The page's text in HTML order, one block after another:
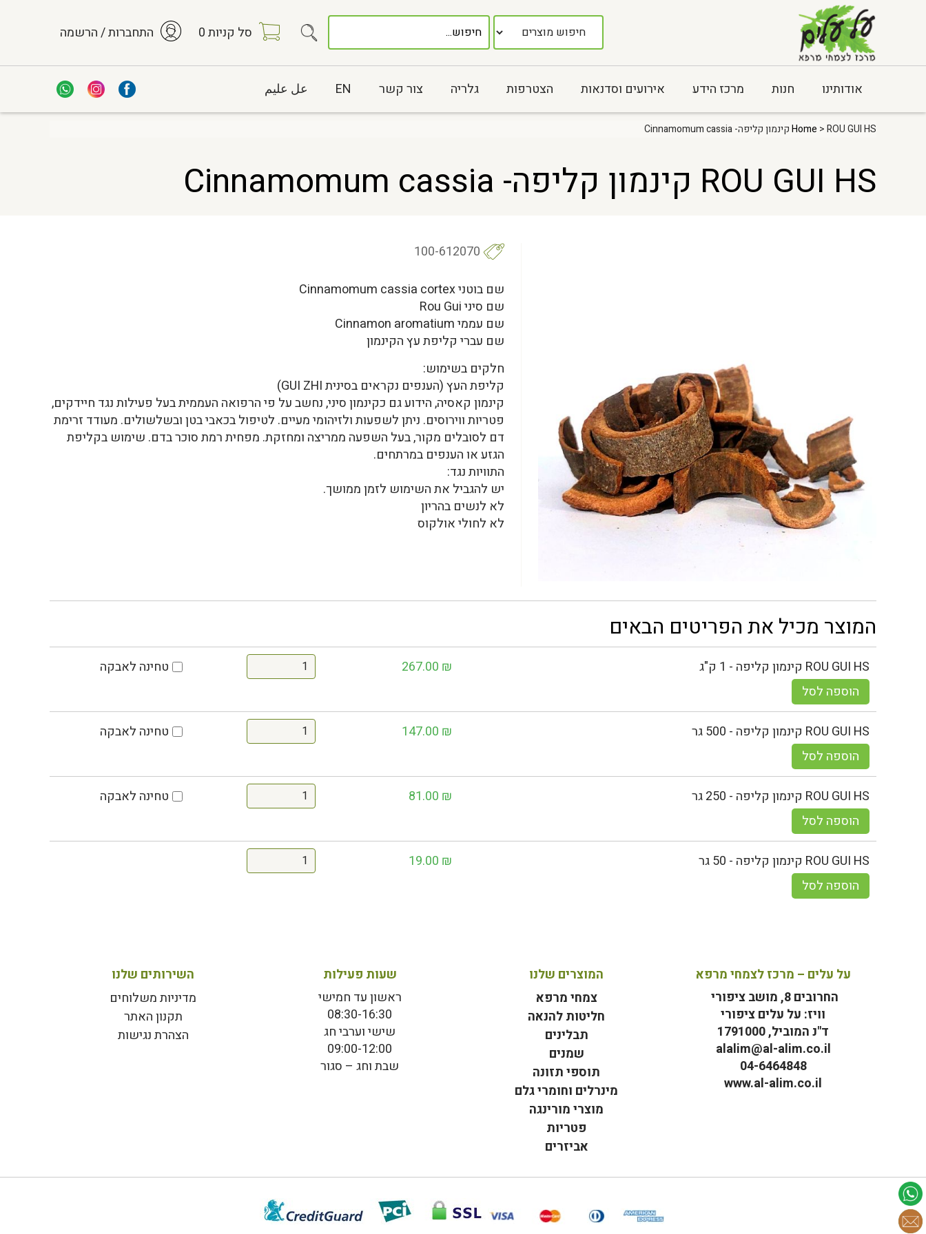
סל קניות0 התחברות / הרשמה
אודותינו חנות מרכז הידע אירועים וסדנאות הצטרפות גלריה צור קשר EN عل عليم
Home > ROU GUI HS קינמון קליפה- Cinnamomum cassia
ROU GUI HS קינמון קליפה- Cinnamomum cassia
100-612070
שם בוטני Cinnamomum cassia cortex
שם סיני Rou Gui
שם עממי Cinnamon aromatium
שם עברי קליפת עץ הקינמון
חלקים בשימוש:
קליפת העץ (הענפים נקראים בסינית GUI ZHI)
קינמון קאסיה, הידוע גם כקינמון סיני, נחשב על פי הרפואה העממית בעל פעילות נגד חיידקים,
פטריות ווירוסים. ניתן לשפעות ולזיהומי מעיים. לטיפול בכאבי בטן ובשלשולים. מעודד זרימת
דם לסובלים מקור, בעל השפעה ממריצה ומחזקת. מפחית רמת סוכר בדם. שימוש בקליפת
הגזע או הענפים במרתחים.
התוויות נגד:
יש להגביל את השימוש לזמן ממושך.
לא לנשים בהריון
לא לחולי אולקוס
המוצר מכיל את הפריטים הבאים
ROU GUI HS קינמון קליפה - 1 ק"ג 267.00 ₪
טחינה לאבקה
הוספה לסל
ROU GUI HS קינמון קליפה - 500 גר 147.00 ₪
טחינה לאבקה
הוספה לסל
ROU GUI HS קינמון קליפה - 250 גר 81.00 ₪
טחינה לאבקה
הוספה לסל
ROU GUI HS קינמון קליפה - 50 גר 19.00 ₪
הוספה לסל
על עלים – מרכז לצמחי מרפא
החרובים 8, מושב ציפורי
וויז: על עלים ציפורי
ד"נ המוביל, 1791000
alalim@al-alim.co.il
04-6464848
www.al-alim.co.il
המוצרים שלנו
צמחי מרפא
חליטות להנאה
תבלינים
שמנים
תוספי תזונה
מינרלים וחומרי גלם
מוצרי מורינגה
פטריות
אביזרים
שעות פעילות
ראשון עד חמישי
08:30-16:30
שישי וערבי חג
09:00-12:00
שבת וחג – סגור
השירותים שלנו
מדיניות משלוחים
תקנון האתר
הצהרת נגישות